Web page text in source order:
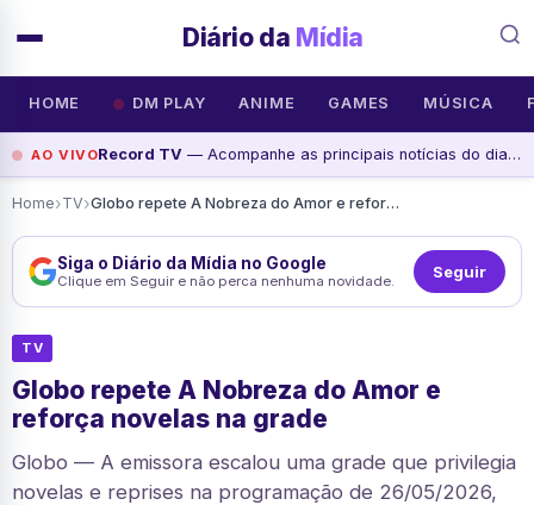
Diário da Mídia
HOME DM PLAY ANIME GAMES MÚSICA
AO VIVORecord TV — Acompanhe as principais notícias do dia na Record News, assista agora
Home›TV› Globo repete A Nobreza do Amor e reforça novelas na grade
Siga o Diário da Mídia no Google
Clique em Seguir e não perca nenhuma novidade. Seguir
TV
Globo repete A Nobreza do Amor e
reforça novelas na grade
Globo — A emissora escalou uma grade que privilegia
novelas e reprises na programação de 26/05/2026,